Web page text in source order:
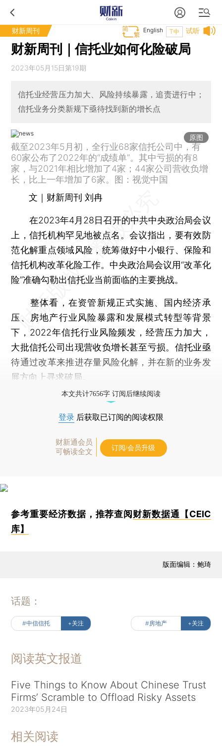
财新周刊 试听
T中
English
财新周刊｜信托业如何化险破局
2023年05月15日第19期
信托业经营压力加大、风险持续暴露，追责进行中；
信托业务分类新规下亟待找到新的增长点
原图
截至2023年5月初，全行业68家信托公司中，有
60家公布了2022年的“成绩单”。其中亏损的有8
家，与2021年相比增加了4家；44家公司营收负增
长，比上一年增加了6家。图：视觉中国
文｜财新周刊 刘冉
在2023年4月28日召开的中共中央政治局会议
上，信托机构罕见地被点名。会议指出，要有效防
范化解重点领域风险，统筹做好中小银行、保险和
信托机构改革化险工作。中央政治局会议用“改革化
险”准确勾勒出信托业当前面临的主要挑战。
整体看，在资管新规正式实施、国内经济承
压、房地产行业风险暴露和发展模式转型等背景
下，2022年信托行业风险频发，经营压力加大，
大批信托公司出现营收负增长甚至亏损。信托业亟
待通过改革来推进存量风险化解，并在新的业务发
展方向上寻求破局。
本文共计7656字 订阅后继续阅读
登录 后获取已订阅的阅读权限
财新通会员
可畅读全文
订阅/会员升级
参考重要经济数据，推荐查阅 财新数据通【CEIC
库】
版面编辑：鲍琦
话题：
#中信信托 +关注 #房地产 +关注
阅读英文报道
Five Things to Know About Chinese Trust
Firms’ Scramble to Offload Risky Assets
2023年05月24日
相关阅读